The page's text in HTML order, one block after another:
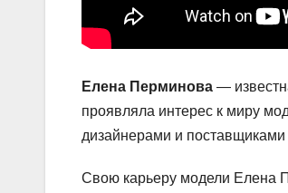
Елена Перминова —
проявляла интерес к миру
дизайнерами и поставщиками
Свою карьеру модели Елена